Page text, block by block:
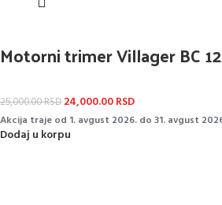
Motorni trimer Villager BC
25,000.00RSD 24,000.00RSD
Akcija traje od 1. avgust 2026. do 31. avgust
Dodaj u korpu